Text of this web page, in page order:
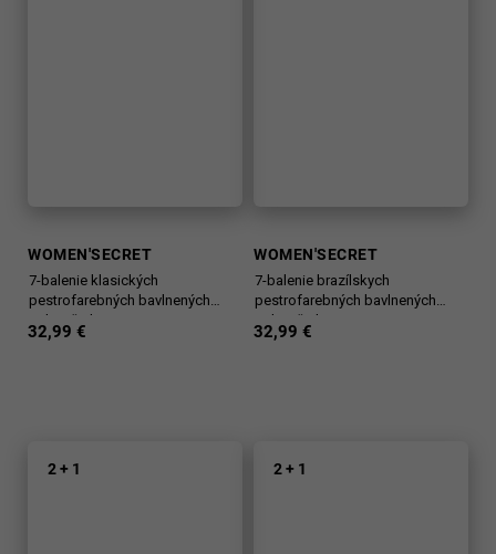
WOMEN'SECRET
7-balenie klasických
pestrofarebných bavlnených
nohavičiek
32,99 €
WOMEN'SECRET
7-balenie brazílskych
pestrofarebných bavlnených
nohavičiek
32,99 €
2 + 1 2 + 1